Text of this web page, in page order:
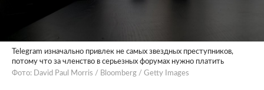
Telegram изначально привлек не самых звездных преступников,
потому что за членство в серьезных форумах нужно платить
Фото: David Paul Morris / Bloomberg / Getty Images